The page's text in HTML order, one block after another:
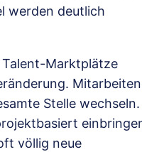
werden deutlich
Marktplätze
Stelle wechseln.
völlig neue